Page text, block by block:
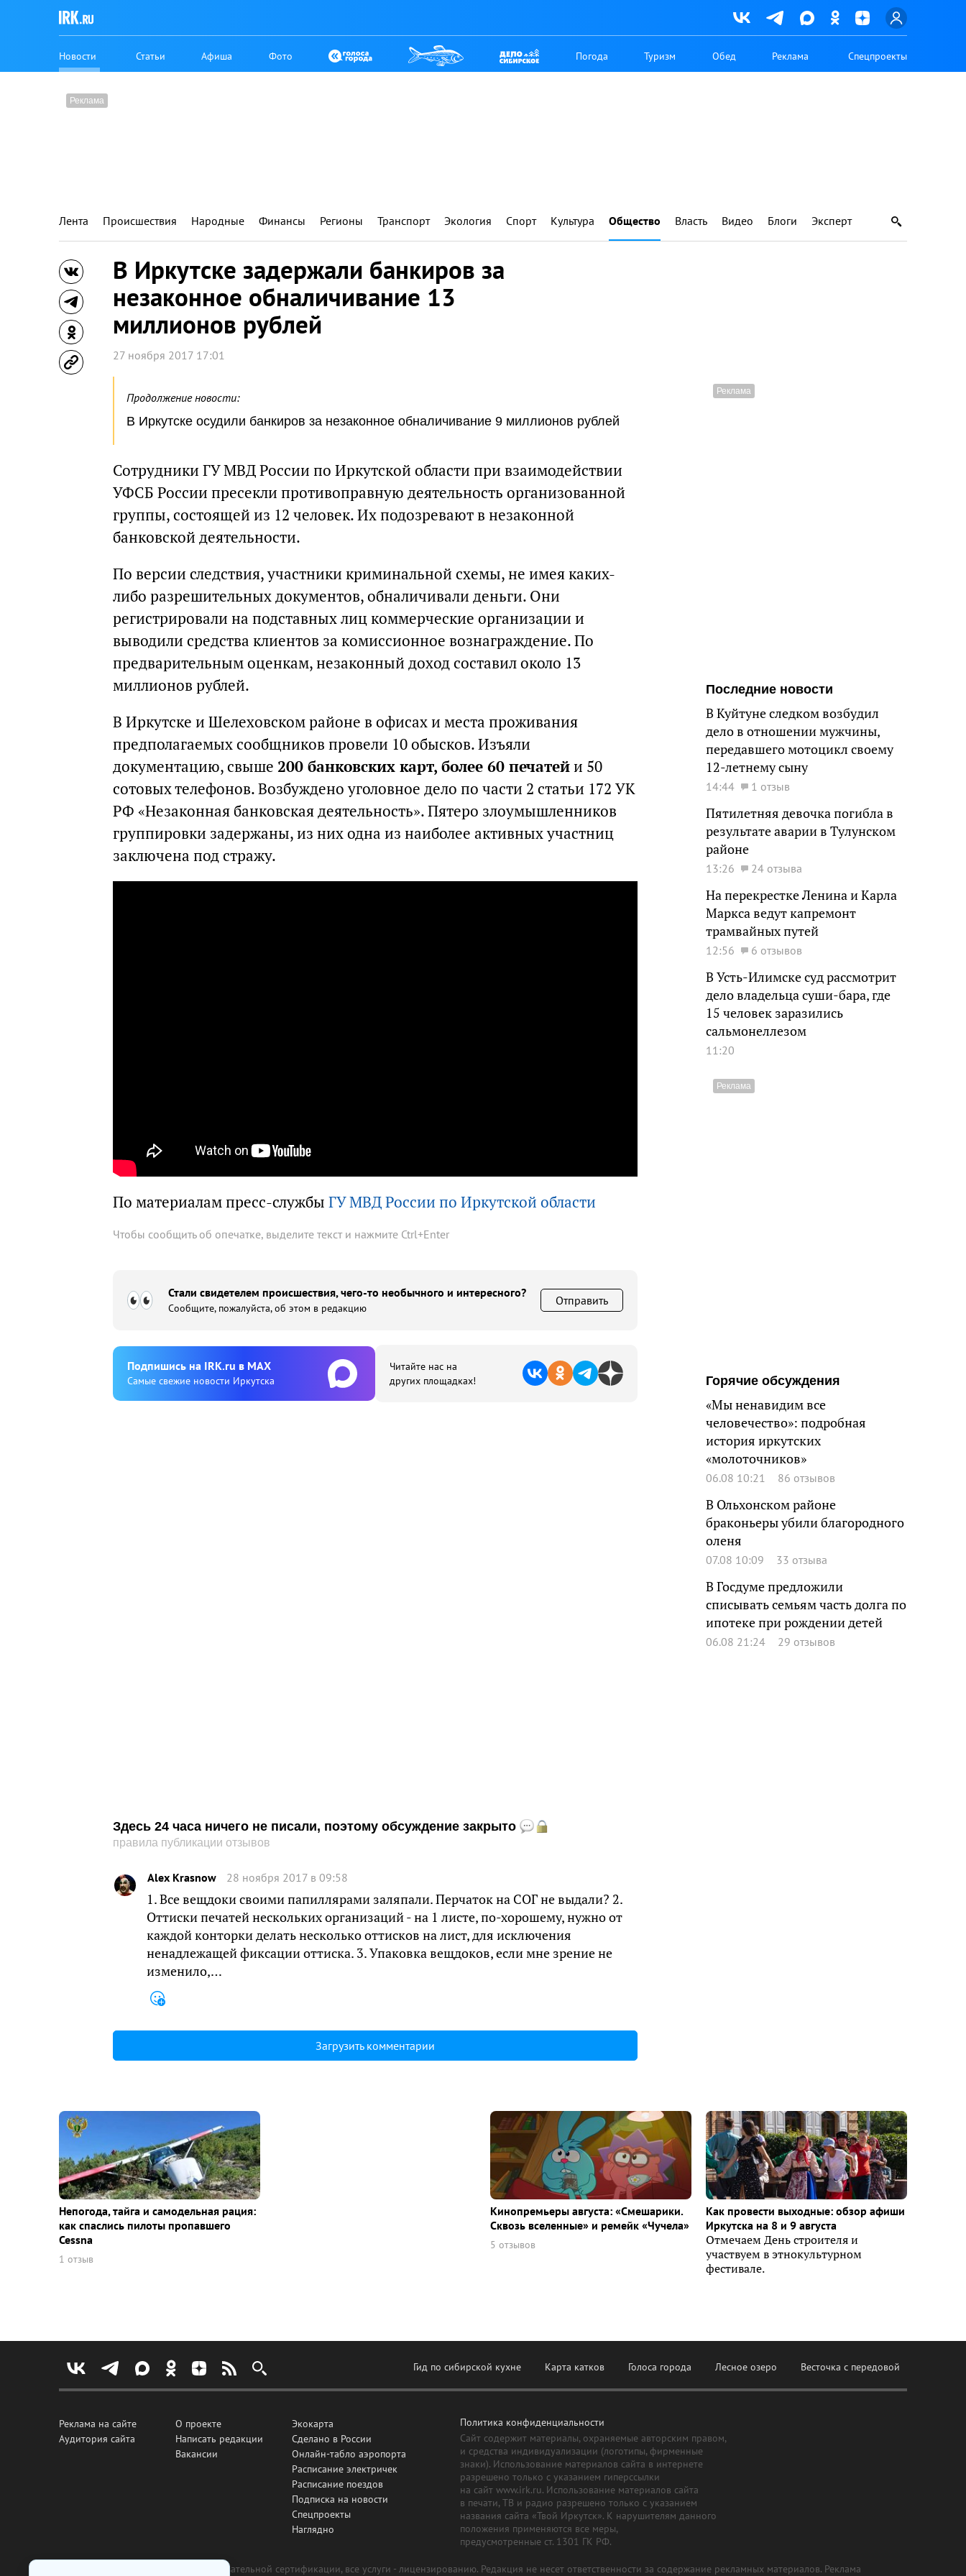
Новости Статьи Афиша Фото Погода Туризм Обед Реклама Спецпроекты
Лента Происшествия Народные Финансы Регионы Транспорт Экология Спорт Культура Общество Власть Видео Блоги Эксперт
В Иркутске задержали банкиров за
незаконное обналичивание 13
миллионов рублей
27 ноября 2017 17:01
Продолжение новости:
В Иркутске осудили банкиров за незаконное обналичивание 9 миллионов рублей
Сотрудники ГУ МВД России по Иркутской области при взаимодействии
УФСБ России пресекли противоправную деятельность организованной
группы, состоящей из 12 человек. Их подозревают в незаконной
банковской деятельности.
По версии следствия, участники криминальной схемы, не имея каких-
либо разрешительных документов, обналичивали деньги. Они
регистрировали на подставных лиц коммерческие организации и
выводили средства клиентов за комиссионное вознаграждение. По
предварительным оценкам, незаконный доход составил около 13
миллионов рублей.
В Иркутске и Шелеховском районе в офисах и места проживания
предполагаемых сообщников провели 10 обысков. Изъяли
документацию, свыше 200 банковских карт, более 60 печатейи 50
сотовых телефонов. Возбуждено уголовное дело по части 2 статьи 172 УК
РФ «Незаконная банковская деятельность». Пятеро злоумышленников
группировки задержаны, из них одна из наиболее активных участниц
заключена под стражу.
По материалам пресс-службы ГУ МВД России по Иркутской области
Чтобы сообщить об опечатке, выделите текст и нажмите Ctrl+Enter
Стали свидетелем происшествия, чего-то необычного и интересного?
Сообщите, пожалуйста, об этом в редакцию
Отправить
Подпишиcь на IRK.ru в MAX
Cамые свежие новости Иркутска
Читайте нас на
других площадках!
Здесь 24 часа ничего не писали, поэтому обсуждение закрыто
правила публикации отзывов
Alex Krasnow 28 ноября 2017 в 09:58
1. Все вещдоки своими папиллярами заляпали. Перчаток на СОГ не выдали? 2.
Оттиски печатей нескольких организаций - на 1 листе, по-хорошему, нужно от
каждой конторки делать несколько оттисков на лист, для исключения
ненадлежащей фиксации оттиска. 3. Упаковка вещдоков, если мне зрение не
изменило,…
Загрузить комментарии
Последние новости
В Куйтуне следком возбудил
дело в отношении мужчины,
передавшего мотоцикл своему
12-летнему сыну
14:44 1 отзыв
Пятилетняя девочка погибла в
результате аварии в Тулунском
районе
13:26 24 отзыва
На перекрестке Ленина и Карла
Маркса ведут капремонт
трамвайных путей
12:56 6 отзывов
В Усть-Илимске суд рассмотрит
дело владельца суши-бара, где
15 человек заразились
сальмонеллезом
11:20
Горячие обсуждения
«Мы ненавидим все
человечество»: подробная
история иркутских
«молоточников»
06.08 10:21 86 отзывов
В Ольхонском районе
браконьеры убили благородного
оленя
07.08 10:09 33 отзыва
В Госдуме предложили
списывать семьям часть долга по
ипотеке при рождении детей
06.08 21:24 29 отзывов
Непогода, тайга и самодельная рация:
как спаслись пилоты пропавшего
Cessna
1 отзыв
Кинопремьеры августа: «Смешарики.
Сквозь вселенные» и ремейк «Чучела»
5 отзывов
Как провести выходные: обзор афиши
Иркутска на 8 и 9 августа
Отмечаем День строителя и
участвуем в этнокультурном
фестивале.
Гид по сибирской кухне Карта катков Голоса города Лесное озеро Весточка с передовой
Реклама на сайте
Аудитория сайта
О проекте
Написать редакции
Вакансии
Экокарта
Сделано в России
Онлайн-табло аэропорта
Расписание электричек
Расписание поездов
Подписка на новости
Спецпроекты
Наглядно
Политика конфиденциальности
Сайт содержит материалы, охраняемые авторским правом,
и средства индивидуализации (логотипы, фирменные
знаки). Использование материалов сайта в интернете
разрешено только с указанием гиперссылки
на сайт www.irk.ru. Использование материалов сайта
в печати, ТВ и радио разрешено только с указанием
названия сайта «Твой Иркутск». К нарушителям данного
положения применяются все меры,
предусмотренные ст. 1301 ГК РФ.
Все рекламные товары подлежат обязательной сертификации, все услуги - лицензированию. Редакция не несет ответственности за содержание рекламных материалов. Реклама